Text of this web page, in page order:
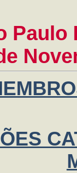
Paulo